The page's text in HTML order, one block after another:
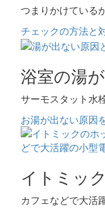
つまりかけている
チェックの方法と
浴室の湯
サーモスタット水
お湯が出ない原因
イトミッ
カフェなどで大活